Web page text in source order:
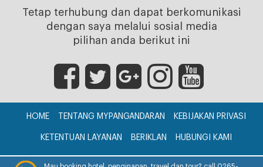
Tetap terhubung dan dapat berkomunikasi
dengan saya melalui sosial media
pilihan anda berikut ini
HOME TENTANG MYPANGANDARAN KEBIJAKAN PRIVASI
KETENTUAN LAYANAN BERIKLAN HUBUNGI KAMI